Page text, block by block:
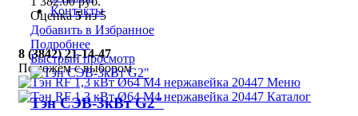
Контакты
8 (3842) 21-14-47
Поможем с выбором
Меню
Каталог
Оценка5из 5
Добавить в Избранное
Подробнее
Быстрый просмотр
Тэн СЭВ-3кВт G2″